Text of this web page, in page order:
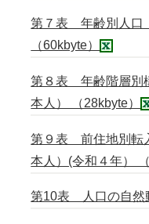
第７表 年齢別人口
（60kbyte）
第８表 年齢階層別
本人） （28kbyte）
第９表 前住地別転
本人）(令和４年）
第10表 人口の自然